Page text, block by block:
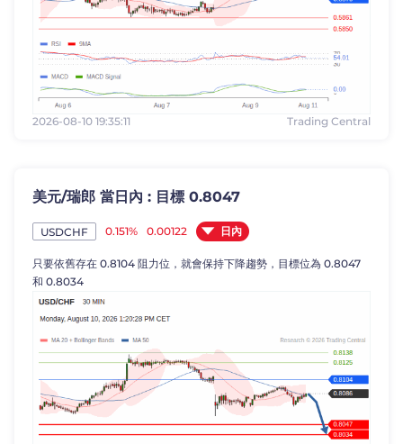
2026-08-10 19:35:11 Trading Central
美元/瑞郎 當日內 : 目標 0.8047
USDCHF 0.151% 0.00122 日內
只要依舊存在 0.8104 阻力位，就會保持下降趨勢，目標位為 0.8047
和 0.8034